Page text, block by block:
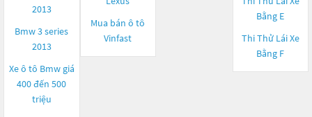
2013
Bmw 3 series
2013
Xe ô tô Bmw giá
400 đến 500
triệu
Mua bán ô tô
Vinfast
Bằng E
Thi Thử Lái Xe
Bằng F